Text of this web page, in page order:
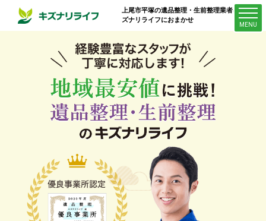
上尾市平塚の遺品整理・生前整理業者はキ
ズナリライフにおまかせ